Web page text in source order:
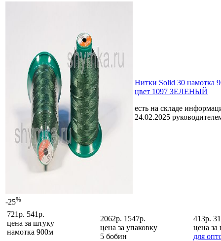
-25%
Нитки Solid 30 намотка
цвет 1097 ЗЕЛЕНЫЙ
есть на складе
24.02.2025
721р. 541р.
цена за штуку
намотка 900м
2062р. 1547р.
цена за упаковку
5 бобин
413р.
цена за
для